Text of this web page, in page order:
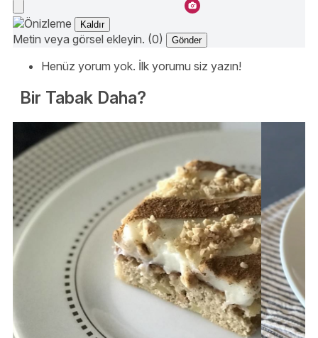
Kaldır
Metin veya görsel ekleyin. (0) Gönder
Henüz yorum yok. İlk yorumu siz yazın!
Bir Tabak Daha?